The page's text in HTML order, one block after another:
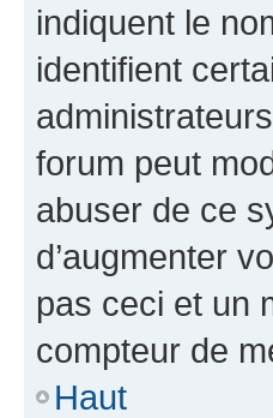
indiquent le
identifient
forum peut
abuser de ce
d’augmenter
pas ceci et un
compteur de
Haut